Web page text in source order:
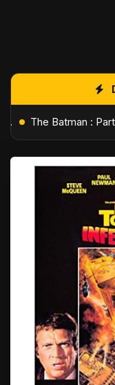
L'Âge de Glace : Le Réveil du Volcan – Manny, Sid et Diego de retour pour une aventure explosive